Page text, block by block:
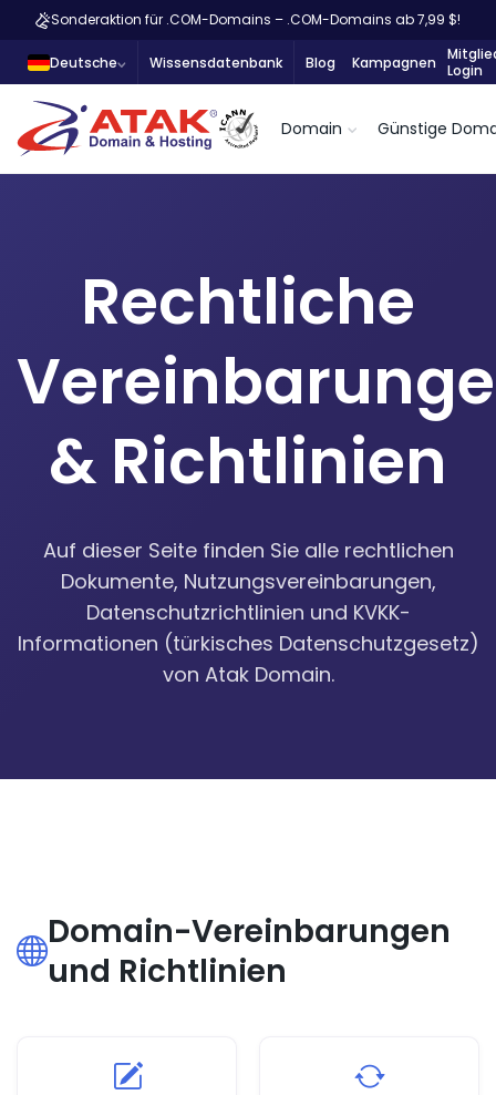
Sonderaktion für .COM-Domains – .COM-Domains ab 7,99 $!
Deutsche Wissensdatenbank Blog Kampagnen
Login
Domain Günstige
Rechtliche
& Richtlinien
Auf dieser Seite finden Sie alle rechtlichen
Dokumente, Nutzungsvereinbarungen,
Datenschutzrichtlinien und KVKK-
Informationen (türkisches Datenschutzgesetz)
von Atak Domain.
Domain-Vereinbarungen
und Richtlinien